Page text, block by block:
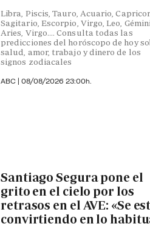
Libra, Piscis, Tauro, Acuario,
Sagitario, Escorpio, Virgo, Leo,
Aries, Virgo…. Consulta todas las
predicciones del horóscopo de hoy
salud, amor, trabajo y dinero de los
signos zodiacales
ABC | 08/08/2026 23:00h.
Santiago Segura pone el
grito en el cielo por los
retrasos en el AVE: «Se
convirtiendo en lo